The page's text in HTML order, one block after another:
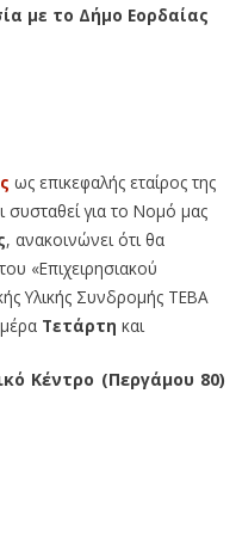
με το Δήμο Εορδαίας
ως επικεφαλής εταίρος της
για το Νομό μας
, ανακοινώνει ότι θα
«Επιχειρησιακού
Υλικής Συνδρομής ΤΕΒΑ
Τετάρτη και
Κέντρο (Περγάμου 80)